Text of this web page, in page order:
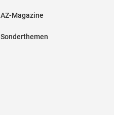
AZ-Magazine
Sonderthemen